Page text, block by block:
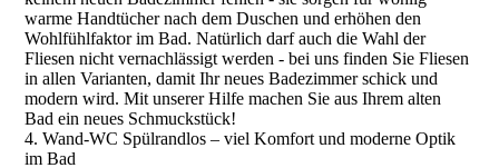
warme Handtücher nach dem Duschen und erhöhen den
Wohlfühlfaktor im Bad. Natürlich darf auch die Wahl der
Fliesen nicht vernachlässigt werden - bei uns finden Sie Fliesen
in allen Varianten, damit Ihr neues Badezimmer schick und
modern wird. Mit unserer Hilfe machen Sie aus Ihrem alten
Bad ein neues Schmuckstück!
4. Wand-WC Spülrandlos – viel Komfort und moderne Optik
im Bad